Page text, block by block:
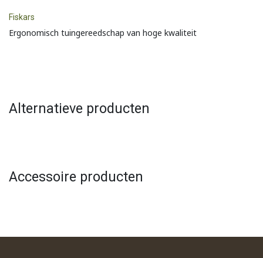
Fiskars
Ergonomisch tuingereedschap van hoge kwaliteit
Alternatieve producten
Accessoire producten